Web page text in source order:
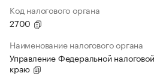
Код налогового органа
2700
Наименование налогового органа
Управление Федеральной
краю